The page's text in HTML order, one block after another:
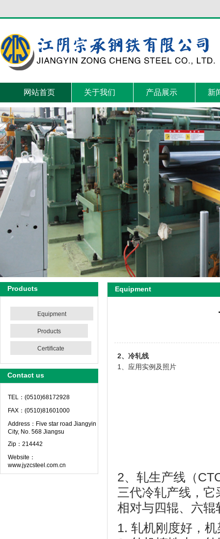
网站首页 关于我们 产品展示 新
Products
Equipment
Products
Certificate
Contact us
TEL：(0510)68172928
FAX：(0510)81601000
Address：Five star road Jiangyin
City, No. 568 Jiangsu
Zip：214442
Website：
www.jyzcsteel.com.cn
Equipment
2、冷轧线
1、应用实例及照片
2、轧生产线（
三代冷轧产线，
相对与四辊、六
1. 轧机刚度好，